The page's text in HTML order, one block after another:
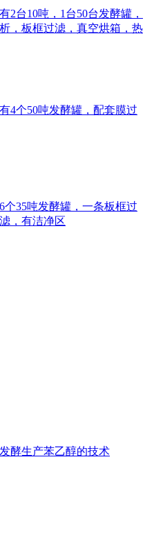
2台10吨，1台50台发酵罐，
，板框过滤，真空烘箱，热
4个50吨发酵罐，配套膜过
35吨发酵罐，一条板框过
，有洁净区
酵生产苯乙醇的技术